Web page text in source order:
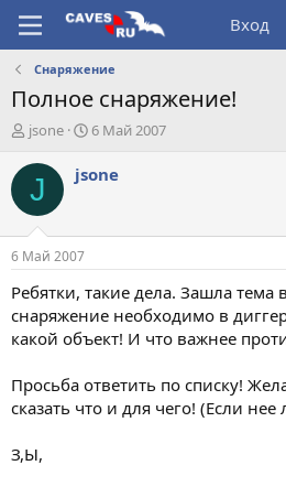
Вход
Снаряжение
Полное снаряжение!
А
т
т
е
м
ы
jsone
Д
т
а
л
6 Май 2007
J jsone
6 Май 2007
Ребятки, такие дела. Зашла тема
снаряжение необходимо в
какой объект! И что важнее
Просьба ответить по списку!
сказать что и для чего! (Если нее
З,Ы,